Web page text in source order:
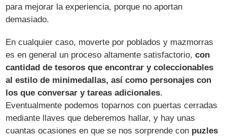
para mejorar la experiencia, porque no aportan
demasiado.
En cualquier caso, moverte por poblados y mazmorras
es en general un proceso altamente satisfactorio,con
cantidad de tesoros que encontrar y coleccionables
al estilo de minimedallas, así como personajes con
los que conversar y tareas adicionales.
Eventualmente podemos toparnos con puertas cerradas
mediante llaves que deberemos hallar, y hay unas
cuantas ocasiones en que se nos sorprende con puzles